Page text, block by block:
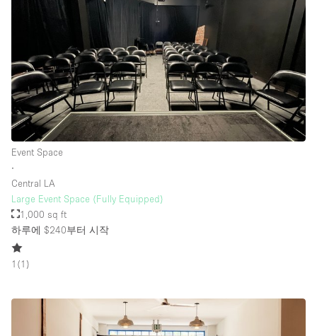
Window Display
층 / 접근성:
지하층
1층 앞마당
위치한 거리
테라스
윗층
Event Space
∙
Central LA
Large Event Space (Fully Equipped)
1,000 sq ft
하루에 $240부터 시작
1 (1 )